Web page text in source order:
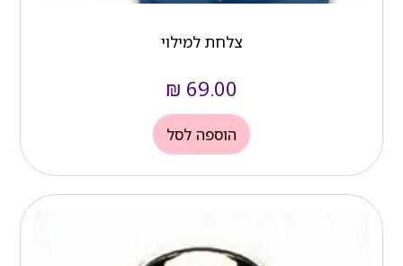
צלחת למילוי
₪ 69.00
הוספה לסל